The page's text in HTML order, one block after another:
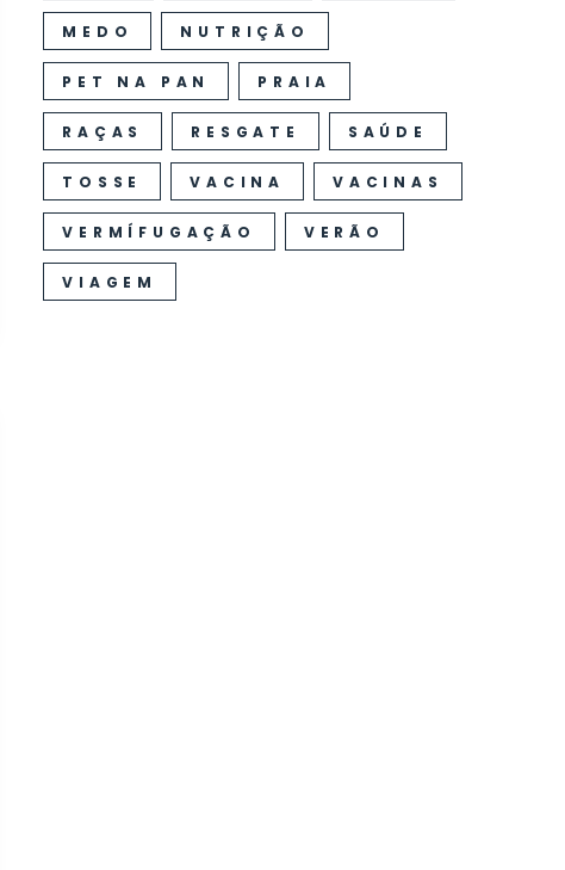
MEDO NUTRIÇÃO
PET NA PAN PRAIA
RAÇAS RESGATE SAÚDE
TOSSE VACINA VACINAS
VERMÍFUGAÇÃO VERÃO
VIAGEM